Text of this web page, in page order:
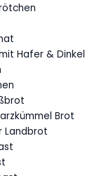
Hafer & Dinkel
Brot
Landbrot